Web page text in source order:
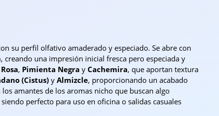
su perfil olfativo amaderado y especiado. Se abre con
, creando una impresión inicial fresca pero especiada y
Rosa, Pimienta Negra y Cachemira, que aportan textura
(Cistus) y Almizcle, proporcionando un acabado
amantes de los aromas nicho que buscan algo
perfecto para uso en oficina o salidas casuales